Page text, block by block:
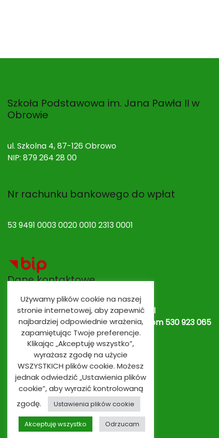
Szkoła Podstawowa im. Jana Pawła II w
Obrowie
ul. Szkolna 4, 87-126 Obrowo
NIP: 879 264 28 00
Nr rachunku bankowego do wpłat
53 9491 0003 0020 0010 2313 0001
Dane kontaktowe
Adres e-mail:spobrowo@spobrowo.pl
Nr telefonu / fax:(56) 674 70 30 tel. kom 530 923 065
530 923 839Oddziały przedszkolne
Używamy plików cookie na naszej
stronie internetowej, aby zapewnić
najbardziej odpowiednie wrażenia,
zapamiętując Twoje preferencje.
Klikając „Akceptuję wszystko”,
wyrażasz zgodę na użycie
WSZYSTKICH plików cookie. Możesz
jednak odwiedzić „Ustawienia plików
cookie”, aby wyrazić kontrolowaną
zgodę.
Ustawienia plików cookie
Akceptuję wszystko Odrzucam